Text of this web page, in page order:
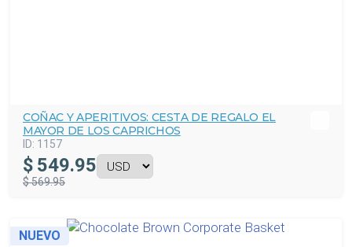
COÑAC Y APERITIVOS: CESTA DE REGALO EL
MAYOR DE LOS CAPRICHOS
ID: 1157
$ 549.95
$ 569.95
NUEVO